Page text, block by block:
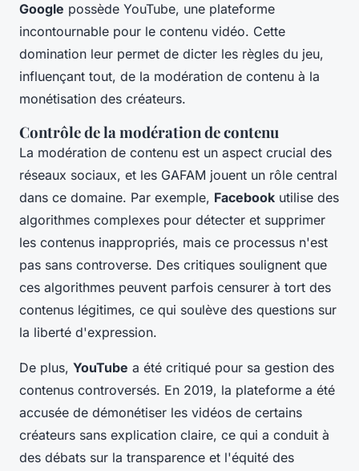
Google possède YouTube, une plateforme
incontournable pour le contenu vidéo. Cette
domination leur permet de dicter les règles du jeu,
influençant tout, de la modération de contenu à la
monétisation des créateurs.
Contrôle de la modération de contenu
La modération de contenu est un aspect crucial des
réseaux sociaux, et les GAFAM jouent un rôle central
dans ce domaine. Par exemple, Facebook utilise des
algorithmes complexes pour détecter et supprimer
les contenus inappropriés, mais ce processus n'est
pas sans controverse. Des critiques soulignent que
ces algorithmes peuvent parfois censurer à tort des
contenus légitimes, ce qui soulève des questions sur
la liberté d'expression.
De plus, YouTube a été critiqué pour sa gestion des
contenus controversés. En 2019, la plateforme a été
accusée de démonétiser les vidéos de certains
créateurs sans explication claire, ce qui a conduit à
des débats sur la transparence et l'équité des